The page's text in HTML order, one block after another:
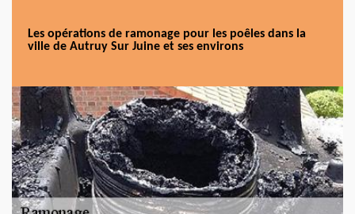
Les opérations de ramonage pour les poêles dans la
ville de Autruy Sur Juine et ses environs